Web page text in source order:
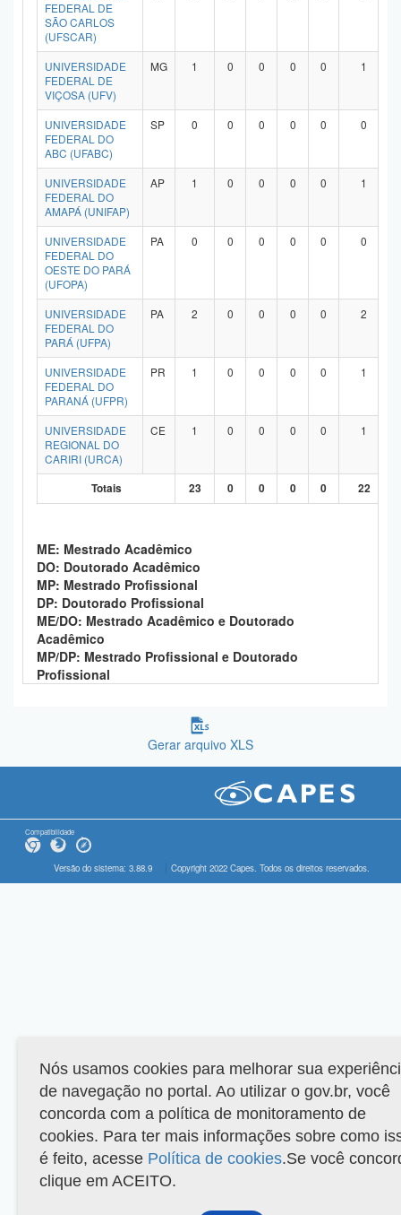
FEDERAL DE
SÃO CARLOS
(UFSCAR)
UNIVERSIDADE
FEDERAL DE
VIÇOSA (UFV)
MG 1 0 0 0 0 1
UNIVERSIDADE
FEDERAL DO
ABC (UFABC)
SP 0 0 0 0 0 0
UNIVERSIDADE
FEDERAL DO
AMAPÁ (UNIFAP)
AP 1 0 0 0 0 1
UNIVERSIDADE
FEDERAL DO
OESTE DO PARÁ
(UFOPA)
PA 0 0 0 0 0 0
UNIVERSIDADE
FEDERAL DO
PARÁ (UFPA)
PA 2 0 0 0 0 2
UNIVERSIDADE
FEDERAL DO
PARANÁ (UFPR)
PR 1 0 0 0 0 1
UNIVERSIDADE
REGIONAL DO
CARIRI (URCA)
CE 1 0 0 0 0 1
Totais 23 0 0 0 0 22
ME: Mestrado Acadêmico
DO: Doutorado Acadêmico
MP: Mestrado Profissional
DP: Doutorado Profissional
ME/DO: Mestrado Acadêmico e Doutorado
Acadêmico
MP/DP: Mestrado Profissional e Doutorado
Profissional
Gerar arquivo XLS
Compatibilidade
Versão do sistema: 3.88.9 Copyright 2022 Capes. Todos os direitos reservados.
Nós usamos cookies para melhorar sua
de navegação no portal. Ao utilizar o gov.br, você
concorda com a política de monitoramento de
cookies. Para ter mais informações sobre como
é feito, acesse Política de cookies.Se você
clique em ACEITO.